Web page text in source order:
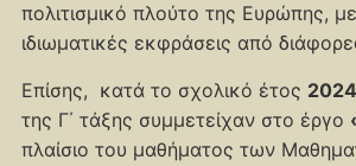
πολιτισμικό πλούτο της Ευρώπης,
ιδιωματικές εκφράσεις από
Επίσης, κατά το σχολικό έτος
της Γ΄ τάξης συμμετείχαν στο έργο
πλαίσιο του μαθήματος των